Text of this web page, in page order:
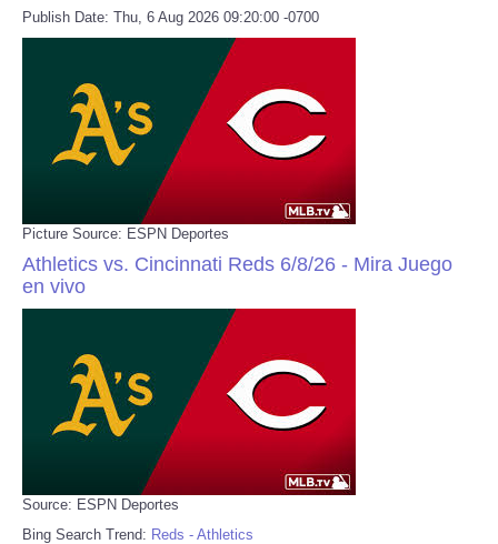
Publish Date: Thu, 6 Aug 2026 09:20:00 -0700
Picture Source: ESPN Deportes
Athletics vs. Cincinnati Reds 6/8/26 - Mira Juego
en vivo
Source: ESPN Deportes
Bing Search Trend: Reds - Athletics